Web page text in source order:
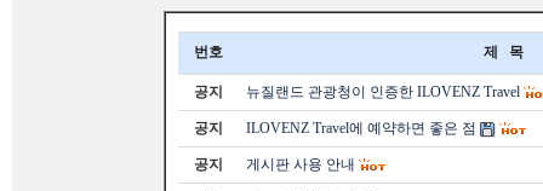
번호 제 목
공지 뉴질랜드 관광청이 인증한 ILOVENZ Travel
공지 ILOVENZ Travel에 예약하면 좋은 점
공지 게시판 사용 안내